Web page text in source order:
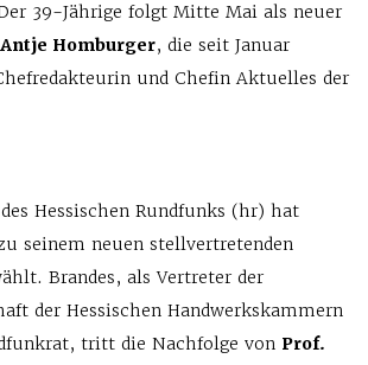
39-Jährige folgt Mitte Mai als neuer
Antje Homburger, die seit Januar
und Chefin Aktuelles der
Hessischen Rundfunks (hr) hat
seinem neuen stellvertretenden
Brandes, als Vertreter der
der Hessischen Handwerkskammern
tritt die Nachfolge von Prof.